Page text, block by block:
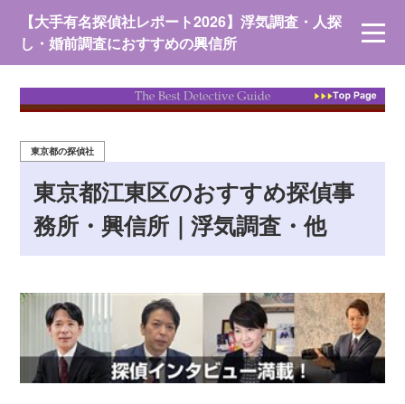
【大手有名探偵社レポート2026】浮気調査・人探
し・婚前調査におすすめの興信所
東京都江東区のおすすめ探偵事
務所・興信所｜浮気調査・他
東京都の探偵社